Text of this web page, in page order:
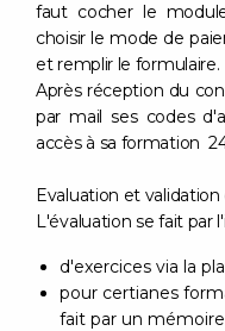
faut cocher le
choisir le mode de
et remplir le formulaire.
Après réception du
par mail ses codes
accès à sa formation
Evaluation et
L'évaluation se fait par
d'exercices via la
pour certianes
fait par un mémoire